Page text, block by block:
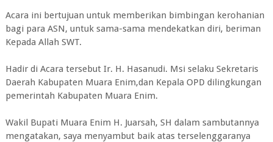
Acara ini bertujuan untuk memberikan bimbingan kerohanian
bagi para ASN, untuk sama-sama mendekatkan diri, beriman
Kepada Allah SWT.
Hadir di Acara tersebut Ir. H. Hasanudi. Msi selaku Sekretaris
Daerah Kabupaten Muara Enim,dan Kepala OPD dilingkungan
pemerintah Kabupaten Muara Enim.
Wakil Bupati Muara Enim H. Juarsah, SH dalam sambutannya
mengatakan, saya menyambut baik atas terselenggaranya